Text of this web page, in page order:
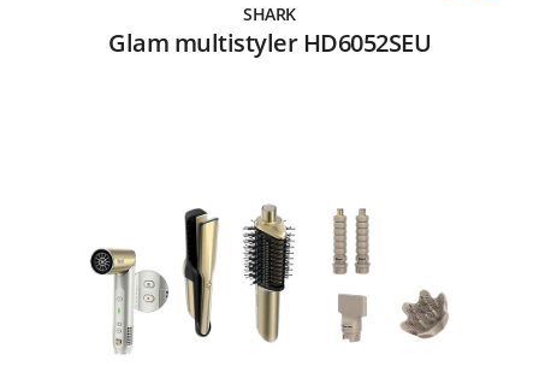
SHARK
Glam multistyler HD6052SEU